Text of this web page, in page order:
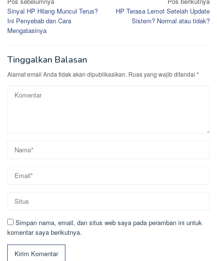
pos
Sinyal HP Hilang Muncul Terus?
Ini Penyebab dan Cara
Mengatasinya
HP Terasa Lemot Setelah Update
Sistem? Normal atau tidak?
Tinggalkan Balasan
Alamat email Anda tidak akan dipublikasikan. Ruas yang wajib ditandai *
Simpan nama, email, dan situs web saya pada peramban ini untuk
komentar saya berikutnya.